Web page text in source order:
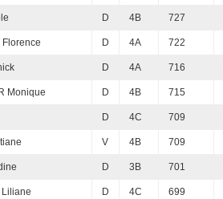
D 4B 727
Florence D 4A 722
D 4A 716
Monique D 4B 715
D 4C 709
V 4B 709
D 3B 701
Liliane D 4C 699